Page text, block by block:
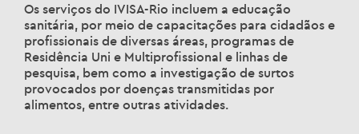
Os serviços do IVISA-Rio incluem a educação
sanitária, por meio de capacitações para cidadãos e
profissionais de diversas áreas, programas de
Residência Uni e Multiprofissional e linhas de
pesquisa, bem como a investigação de surtos
provocados por doenças transmitidas por
alimentos, entre outras atividades.